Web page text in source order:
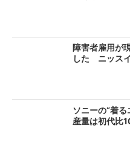
障害者雇用が
した ニッス
ソニーの“着
産量は初代比